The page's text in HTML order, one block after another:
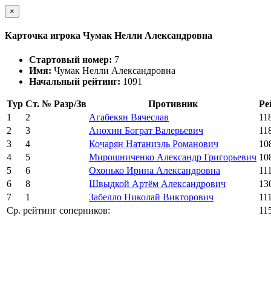
×
Карточка игрока Чумак Нелли Александровна
Стартовый номер: 7
Имя: Чумак Нелли Александровна
Начальный рейтинг: 1091
Тур Ст. № Разр/Зв Противник
1
2 Агабекян Вячеслав
2
3 Анохин Бограт Валерьевич
3
4 Кочарян Натаниэль Романович
4
5 Мирошниченко Александр Григорьевич
5
6 Охонько Ирина Александровна
6
8 Швыдкой Артём Александрович
7
1 Забелло Николай Викторович
Ср. рейтинг соперников: